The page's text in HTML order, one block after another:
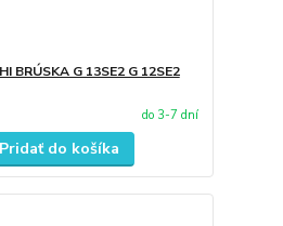
BRÚSKA G 13SE2 G 12SE2
do 3-7 dní
Pridať do košíka